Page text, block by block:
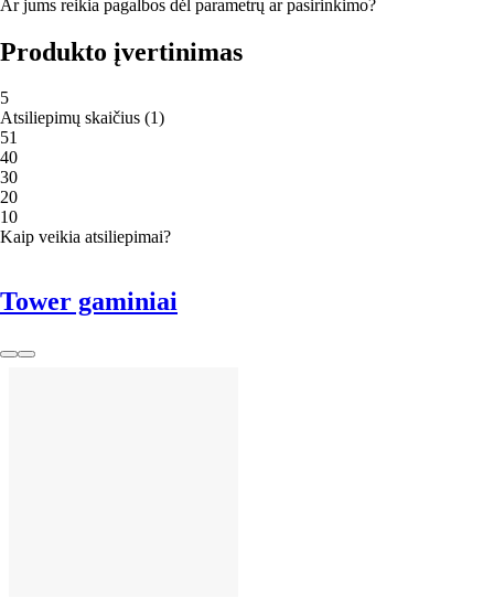
Ar jums reikia pagalbos dėl parametrų ar pasirinkimo?
Produkto įvertinimas
5
Atsiliepimų skaičius (1)
51
40
30
20
10
Kaip veikia atsiliepimai?
Tower gaminiai